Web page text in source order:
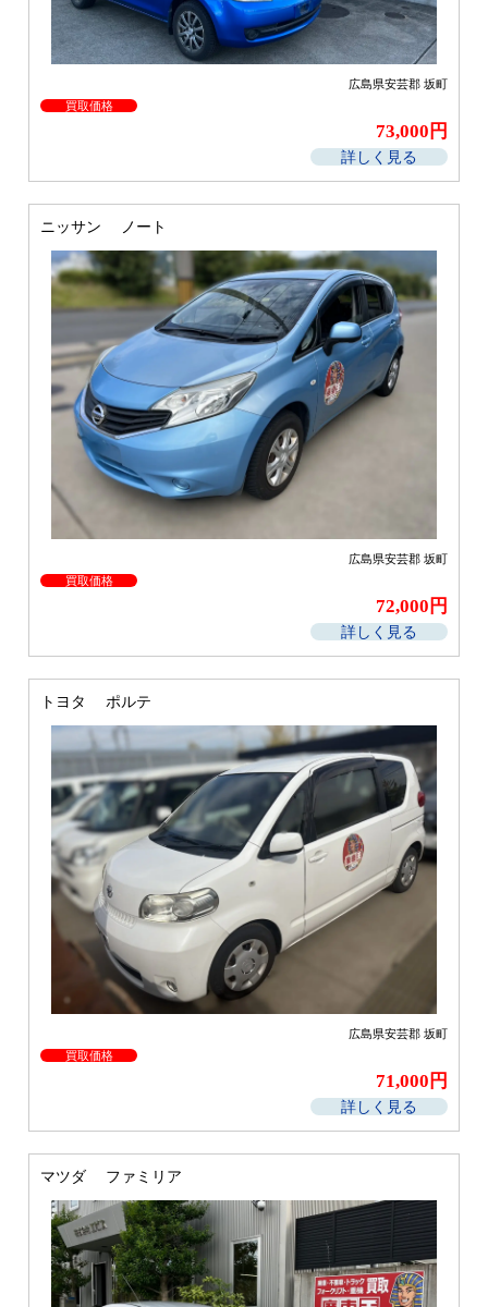
広島県安芸郡 坂町
買取価格
73,000円
詳しく見る
ニッサン ノート
広島県安芸郡 坂町
買取価格
72,000円
詳しく見る
トヨタ ポルテ
広島県安芸郡 坂町
買取価格
71,000円
詳しく見る
マツダ ファミリア